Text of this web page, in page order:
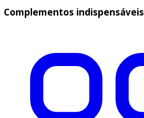
Complementos indispensáveis